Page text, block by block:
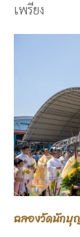
เพรียง
ฉลองวัดนักบุ